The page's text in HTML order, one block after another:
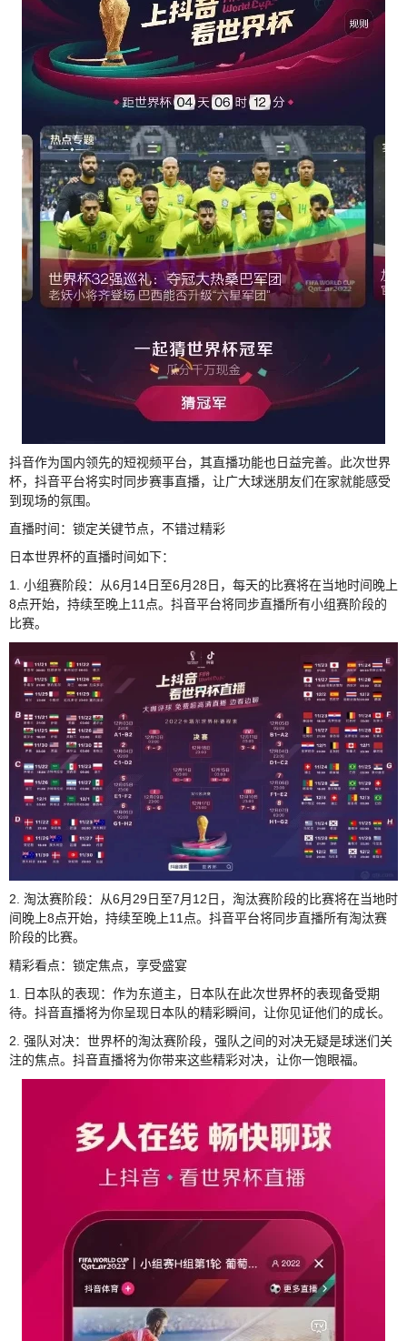
抖音作为国内领先的短视频平台，其直播功能也日益完善。此次世界
杯，抖音平台将实时同步赛事直播，让广大球迷朋友们在家就能感受
到现场的氛围。
直播时间：锁定关键节点，不错过精彩
日本世界杯的直播时间如下：
1. 小组赛阶段：从6月14日至6月28日，每天的比赛将在当地时间晚上
8点开始，持续至晚上11点。抖音平台将同步直播所有小组赛阶段的
比赛。
2. 淘汰赛阶段：从6月29日至7月12日，淘汰赛阶段的比赛将在当地时
间晚上8点开始，持续至晚上11点。抖音平台将同步直播所有淘汰赛
阶段的比赛。
精彩看点：锁定焦点，享受盛宴
1. 日本队的表现：作为东道主，日本队在此次世界杯的表现备受期
待。抖音直播将为你呈现日本队的精彩瞬间，让你见证他们的成长。
2. 强队对决：世界杯的淘汰赛阶段，强队之间的对决无疑是球迷们关
注的焦点。抖音直播将为你带来这些精彩对决，让你一饱眼福。